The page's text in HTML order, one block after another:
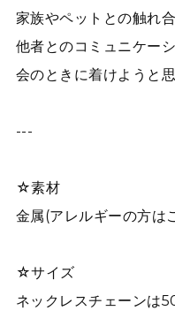
家族やペットとの触れ
他者とのコミュニケー
会のときに着けようと思
---
☆素材
金属(アレルギーの方は
☆サイズ
ネックレスチェーンは